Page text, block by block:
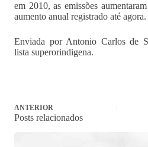
em 2010, as emissões
aumento anual registrado até agora.
Enviada por Antonio Carlos de
lista superorindigena.
ANTERIOR
Posts relacionados